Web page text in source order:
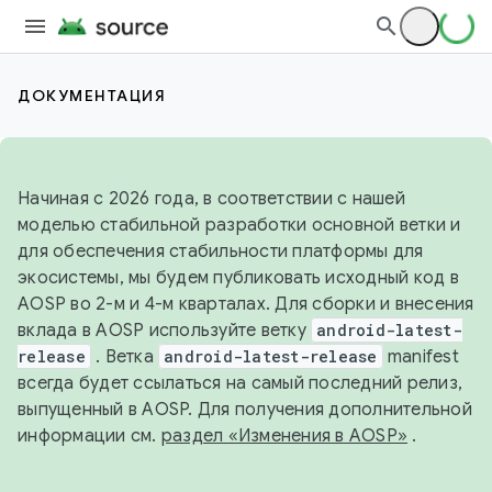
ДОКУМЕНТАЦИЯ
Начиная с 2026 года, в соответствии с нашей
моделью стабильной разработки основной ветки и
для обеспечения стабильности платформы для
экосистемы, мы будем публиковать исходный код в
AOSP во 2-м и 4-м кварталах. Для сборки и внесения
вклада в AOSP используйте ветку android-latest-
release . Ветка android-latest-release manifest
всегда будет ссылаться на самый последний релиз,
выпущенный в AOSP. Для получения дополнительной
информации см. раздел «Изменения в AOSP» .